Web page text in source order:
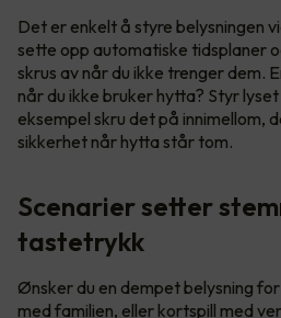
Det er enkelt å styre belysningen
sette opp automatiske tidsplaner
skrus av når du ikke trenger dem.
når du ikke bruker hytta? Styr
eksempel skru det på innimellom,
sikkerhet når hytta står tom.
Scenarier setter
tastetrykk
Ønsker du en dempet belysning
med familien, eller kortspill med